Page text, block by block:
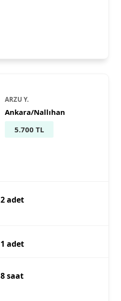
ARZU Y.
Ankara/Nallıhan
5.700 TL
2 adet
1 adet
8 saat